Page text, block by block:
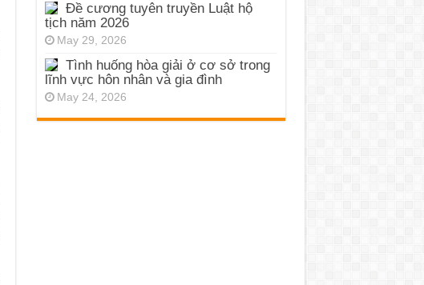
Đề cương tuyên truyền Luật hộ
tịch năm 2026
May 29, 2026
Tình huống hòa giải ở cơ sở trong
lĩnh vực hôn nhân và gia đình
May 24, 2026